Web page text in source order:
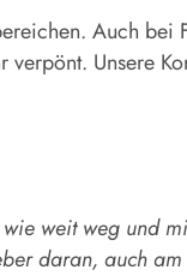
Auch bei
Unsere
weit weg und
daran, auch